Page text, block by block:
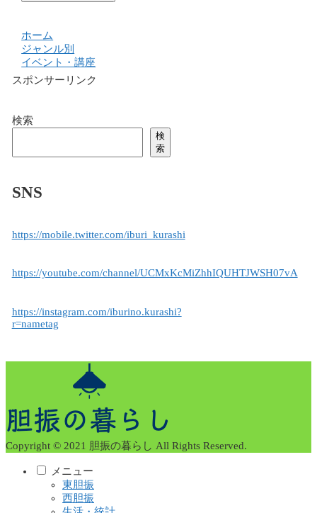
ホーム
ジャンル別
イベント・講座
スポンサーリンク
検索
検
索
SNS
https://mobile.twitter.com/iburi_kurashi
https://youtube.com/channel/UCMxKcMiZhhIQUHTJWSH07vA
https://instagram.com/iburino.kurashi?
r=nametag
Copyright © 2021 胆振の暮らし All Rights Reserved.
メニュー
東胆振
西胆振